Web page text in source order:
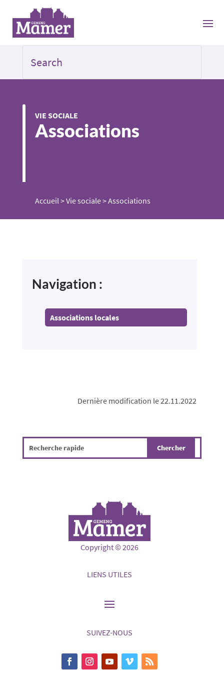
VIE SOCIALE
Associations
Accueil>Vie sociale>Associations
Navigation :
Associations locales
Dernière modification le 22.11.2022
Copyright © 2026
LIENS UTILES
SUIVEZ-NOUS